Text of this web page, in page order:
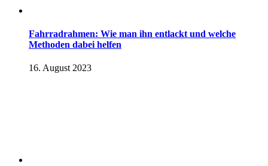
Fahrradrahmen: Wie man ihn entlackt und welche
Methoden dabei helfen
16. August 2023